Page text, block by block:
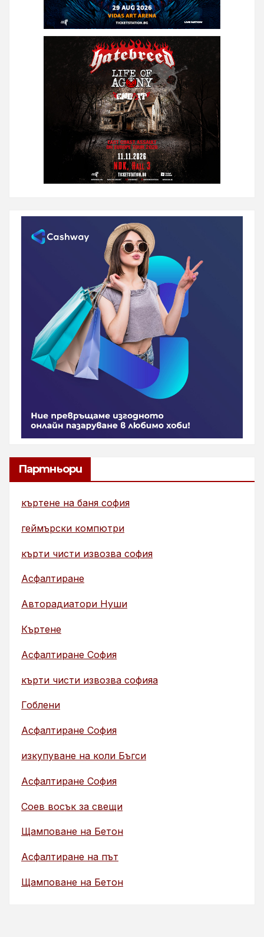
Партньори
къртене на баня софия
геймърски компютри
кърти чисти извозва софия
Асфалтиране
Авторадиатори Нуши
Къртене
Асфалтиране София
кърти чисти извозва софияа
Гоблени
Асфалтиране София
изкупуване на коли Бъгси
Асфалтиране София
Соев восък за свещи
Щамповане на Бетон
Асфалтиране на път
Щамповане на Бетон